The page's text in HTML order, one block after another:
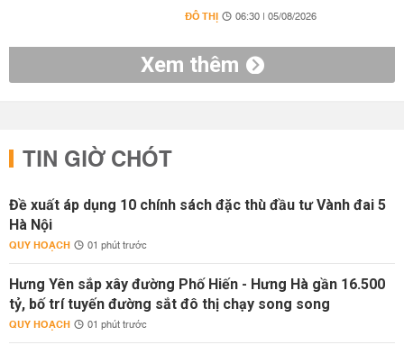
ĐÔ THỊ 06:30 | 05/08/2026
Xem thêm
TIN GIỜ CHÓT
Đề xuất áp dụng 10 chính sách đặc thù đầu tư Vành đai 5
Hà Nội
QUY HOẠCH 01 phút trước
Hưng Yên sắp xây đường Phố Hiến - Hưng Hà gần 16.500
tỷ, bố trí tuyến đường sắt đô thị chạy song song
QUY HOẠCH 01 phút trước